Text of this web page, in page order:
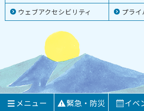
ウェブアクセシビリティ
プラ
メニュー 緊急・防災 イベ